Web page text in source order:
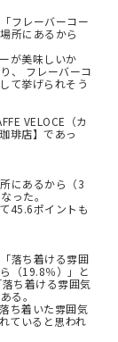
フレーバーコー
所にあるから
が美味しいか
、 フレーバーコ
て挙げられそう
VELOCE（カ
琲店】であっ
にあるから（3
った。
45.6ポイントも
落ち着ける雰囲
（19.8％）」と
ち着ける雰囲気
る。
ち着いた雰囲気
ていると思われ